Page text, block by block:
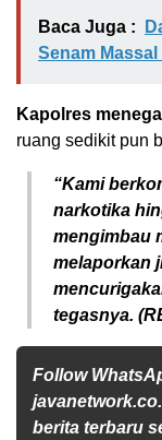
Baca Juga :
Senam
Kapolres
ruang sedikit pun
“Kami
narkotika
mengimbau
melaporkan
tegasnya.
Follow
berita terbaru